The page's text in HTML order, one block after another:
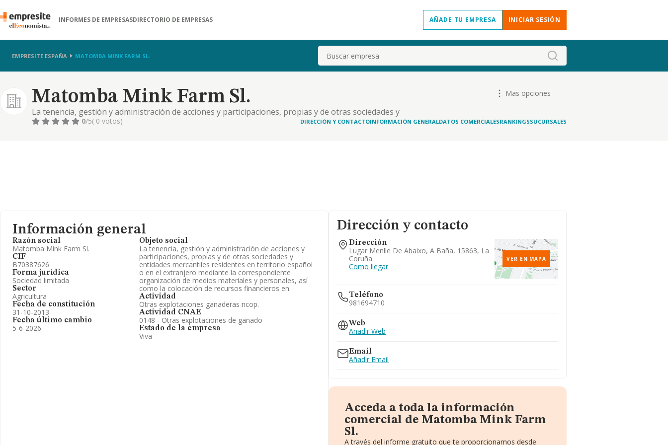
INFORMES DE EMPRESASDIRECTORIO DE EMPRESAS AÑADE TU EMPRESA INICIAR SESIÓN
EMPRESITE ESPAÑA MATOMBA MINK FARM SL. Buscar
Matomba Mink Farm Sl.
La tenencia, gestión y administración de acciones y participaciones, propias y de otras sociedades y
entidades mercantiles residentes en territorio español o en el extranjero mediante la
Mas opciones
0/5( 0 votos) DIRECCIÓN Y CONTACTOINFORMACIÓN GENERALDATOS COMERCIALESRANKINGSSUCURSALES
Información general
Razón social
Matomba Mink Farm Sl.
CIF
B70387626
Forma jurídica
Sociedad limitada
Sector
Agricultura
Fecha de constitución
31-10-2013
Fecha último cambio
5-6-2026
Objeto social
La tenencia, gestión y administración de acciones y
participaciones, propias y de otras sociedades y
entidades mercantiles residentes en territorio español
o en el extranjero mediante la correspondiente
organización de medios materiales y personales, así
como la colocación de recursos financieros en
Actividad
Otras explotaciones ganaderas ncop.
Actividad CNAE
0148 - Otras explotaciones de ganado
Estado de la empresa
Viva
Dirección y contacto
Dirección
Lugar Menlle De Abaixo, A Baña, 15863, La
Coruña
Como llegar
VER EN MAPA
Teléfono
981694710
Web
Añadir Web
Email
Añadir Email
Acceda a toda la información
comercial de Matomba Mink Farm
Sl.
A través del informe gratuito que te proporcionamos desde